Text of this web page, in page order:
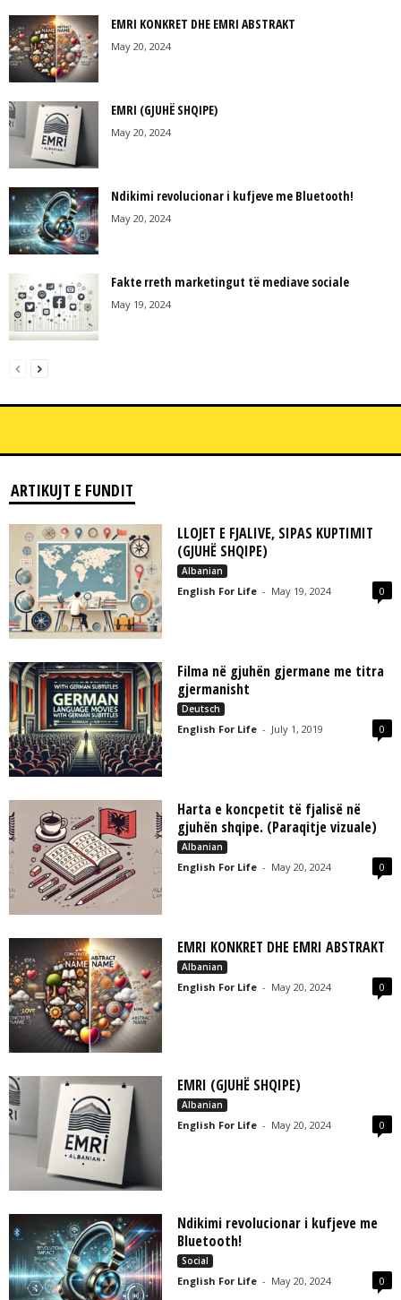
EMRI KONKRET DHE EMRI ABSTRAKT
May 20, 2024
EMRI (GJUHË SHQIPE)
May 20, 2024
Ndikimi revolucionar i kufjeve me Bluetooth!
May 20, 2024
Fakte rreth marketingut të mediave sociale
May 19, 2024
ARTIKUJT E FUNDIT
LLOJET E FJALIVE, SIPAS KUPTIMIT
(GJUHË SHQIPE)
Albanian
English For Life - May 19, 2024 0
Filma në gjuhën gjermane me titra
gjermanisht
Deutsch
English For Life - July 1, 2019 0
Harta e koncpetit të fjalisë në
gjuhën shqipe. (Paraqitje vizuale)
Albanian
English For Life - May 20, 2024 0
EMRI KONKRET DHE EMRI ABSTRAKT
Albanian
English For Life - May 20, 2024 0
EMRI (GJUHË SHQIPE)
Albanian
English For Life - May 20, 2024 0
Ndikimi revolucionar i kufjeve me
Bluetooth!
Social
English For Life - May 20, 2024 0